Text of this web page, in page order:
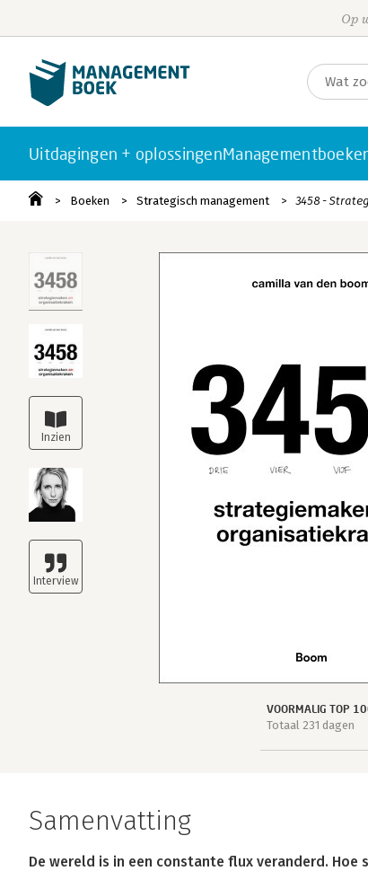
Op
Uitdagingen + oplossingen
Boeken Strategisch management 3458 -
VOORMALIG TOP
Totaal 231 dagen
Samenvatting
De wereld is in een constante flux veranderd. Hoe